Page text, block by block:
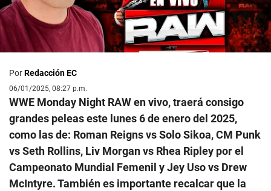
PorRedacción EC
06/01/2025, 08:27 p.m.
WWE Monday Night RAW en vivo, traerá consigo
grandes peleas este lunes 6 de enero del 2025,
como las de: Roman Reigns vs Solo Sikoa, CM Punk
vs Seth Rollins, Liv Morgan vs Rhea Ripley por el
Campeonato Mundial Femenil y Jey Uso vs Drew
McIntyre. También es importante recalcar que la